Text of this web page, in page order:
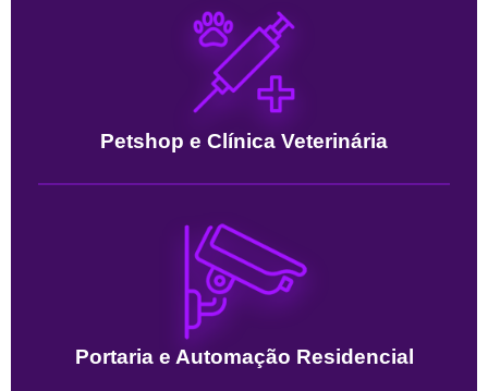
Petshop e Clínica Veterinária
Portaria e Automação Residencial